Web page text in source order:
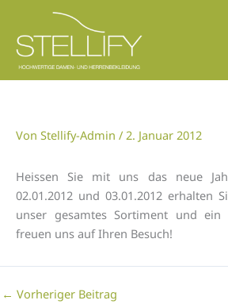
springen
Von Stellify-Admin / 2. Januar 2012
Heissen Sie mit uns das neue
02.01.2012 und 03.01.2012 erhalten
unser gesamtes Sortiment und ein
freuen uns auf Ihren Besuch!
← Vorheriger Beitrag